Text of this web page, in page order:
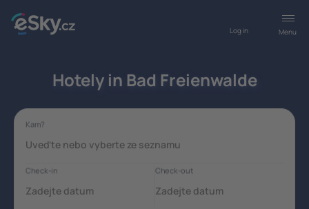
Menu
Log in
Hotely in Bad Freienwalde